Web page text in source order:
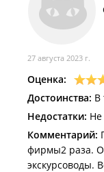
27 августа 2023 г.
Оценка:
Достоинства: В
Недостатки: Не
Комментарий:
фирмы2 раза.
экскурсоводы.